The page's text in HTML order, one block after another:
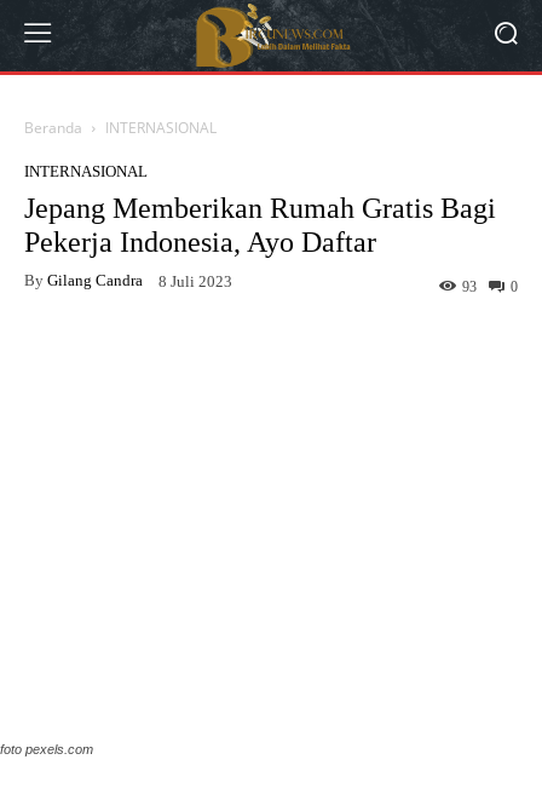
Beranda INTERNASIONAL
INTERNASIONAL
Jepang Memberikan Rumah Gratis Bagi
Pekerja Indonesia, Ayo Daftar
By Gilang Candra 8 Juli 2023 0
93
foto pexels.com